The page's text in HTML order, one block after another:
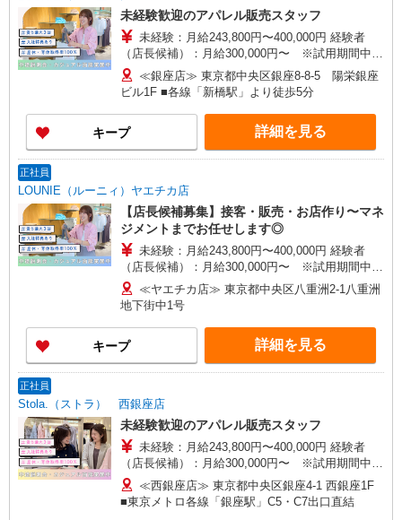
未経験歓迎のアパレル販売スタッフ
未経験：月給243,800円〜400,000円 経験者
（店長候補）：月給300,000円〜 ※試用期間中は
270,000円〜 ★固定残業手当：30,800円（月給に
含む） ※経験・能力考慮 ※固定残業時間は1ヶ月
あたり20時間、超過時は追加で残業手当支給 ※月
3万円まで交通費支給 ※試用期間（2〜3ヶ月）も
同条件 【手当】固定残業手当／資格手当／店舗職
制手当／住宅手当（実家外かつ賃貸の場合のみ別
当の種類はエリアにより異なります。詳細は面接
時にお尋ねください。 ＼入社３大特典キャンペー
ン実施中！／※詳細は備考欄にて
≪銀座店≫ 東京都中央区銀座8-8-5 陽栄銀座
ビル1F ■各線「新橋駅」より徒歩5分
キープ 詳細を見る
正社員
LOUNIE（ルーニィ）ヤエチカ店
【店長候補募集】接客・販売・お店作り〜マネ
ジメントまでお任せします◎
未経験：月給243,800円〜400,000円 経験者
（店長候補）：月給300,000円〜 ※試用期間中は
270,000円〜 ★固定残業手当：30,800円（月給に
含む） ※経験・能力考慮 ※固定残業時間は1ヶ月
あたり20時間、超過時は追加で残業手当支給 ※月
3万円まで交通費支給 ※試用期間（2〜3ヶ月）も
同条件 【手当】固定残業手当／資格手当／店舗職
制手当／住宅手当（実家外かつ賃貸の場合のみ別
当の種類はエリアにより異なります。詳細は面接
時にお尋ねください。
≪ヤエチカ店≫ 東京都中央区八重洲2-1八重洲
地下街中1号
キープ 詳細を見る
正社員
Stola.（ストラ） 西銀座店
未経験歓迎のアパレル販売スタッフ
未経験：月給243,800円〜400,000円 経験者
（店長候補）：月給300,000円〜 ※試用期間中は
270,000円〜 ★固定残業手当：30,800円（月給に
含む） ※経験・能力考慮 ※固定残業時間は1ヶ月
あたり20時間、超過時は追加で残業手当支給 ※月
≪西銀座店≫ 東京都中央区銀座4-1 西銀座1F
■東京メトロ各線「銀座駅」C5・C7出口直結